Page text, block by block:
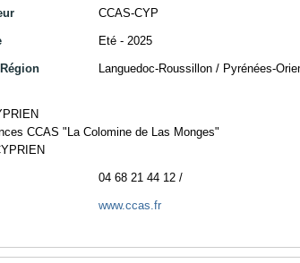
CCAS-CYP
Eté - 2025
Languedoc-Roussillon / Pyrénées-
CCAS "La Colomine de Las Monges"
04 68 21 44 12 /
www.ccas.fr